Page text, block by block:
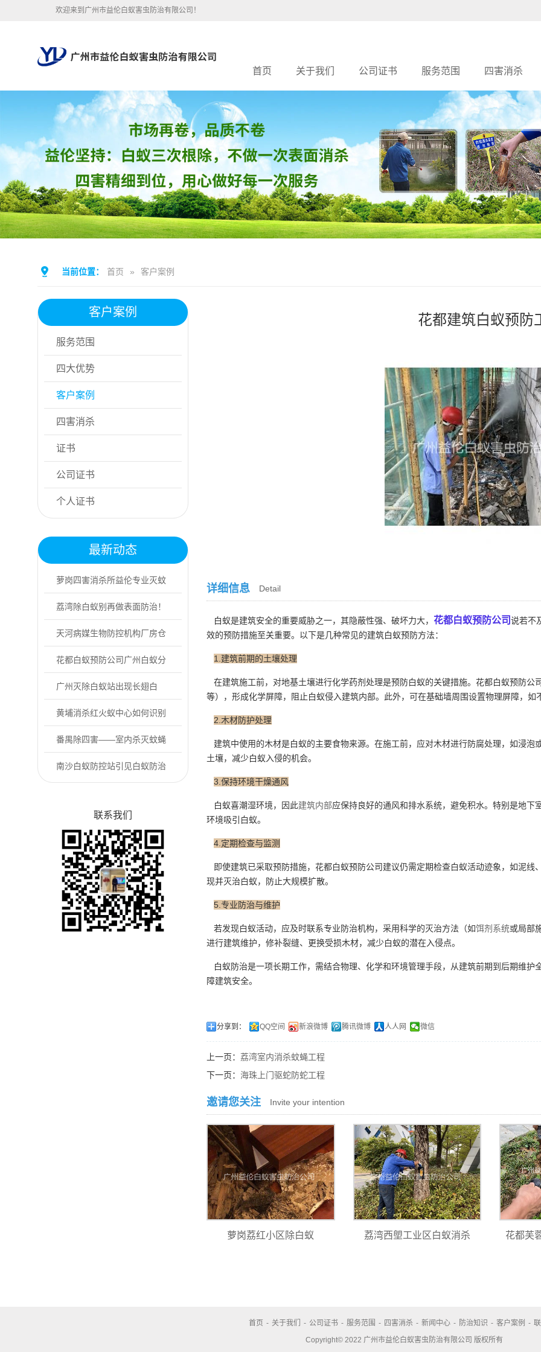
欢迎来到广州市益伦白蚁害虫防治有限公司！
首页 关于我们 公司证书 服务范围 四害消杀
当前位置： 首页 » 客户案例
客户案例
服务范围
四大优势
客户案例
四害消杀
证书
公司证书
个人证书
最新动态
萝岗四害消杀所益伦专业灭蚊
虫，上门防控更...
荔湾除白蚁别再做表面防治！
专业灭蚁找益伦
天河病媒生物防控机构厂房仓
库有老鼠怎么办
花都白蚁预防公司广州白蚁分
飞期是什么时候
广州灭除白蚁站出现长翅白
蚁，务必提高警惕...
黄埔消杀红火蚁中心如何识别
户外常见的红火...
番禺除四害——室内杀灭蚊蝇
的方法
南沙白蚁防控站引见白蚁防治
联系我们
花都建筑白蚁预防
详细信息 Detail
白蚁是建筑安全的重要威胁之一，其隐蔽性强、破坏力大， 花都白蚁预防公司说若不
效的预防措施至关重要。以下是几种常见的建筑白蚁预防方法：
1.建筑前期的土壤处理
在建筑施工前，对地基土壤进行化学药剂处理是预防白蚁的关键措施。花都白蚁预防公
等），形成化学屏障，阻止白蚁侵入建筑内部。此外，可在基础墙周围设置物理屏障，
2.木材防护处理
建筑中使用的木材是白蚁的主要食物来源。在施工前，应对木材进行防腐处理，如浸
土壤，减少白蚁入侵的机会。
3.保持环境干燥通风
白蚁喜潮湿环境，因此建筑内部应保持良好的通风和排水系统，避免积水。特别是地
环境吸引白蚁。
4.定期检查与监测
即使建筑已采取预防措施，花都白蚁预防公司建议仍需定期检查白蚁活动迹象，如泥
现并灭治白蚁，防止大规模扩散。
5.专业防治与维护
若发现白蚁活动，应及时联系专业防治机构，采用科学的灭治方法（如饵剂系统或局部
进行建筑维护，修补裂缝、更换受损木材，减少白蚁的潜在入侵点。
白蚁防治是一项长期工作，需结合物理、化学和环境管理手段，从建筑前期到后期维
障建筑安全。
分享到： QQ空间 新浪微博 腾讯微博 人人网 微信
上一页： 荔湾室内消杀蚊蝇工程
下一页： 海珠上门驱蛇防蛇工程
邀请您关注 Invite your intention
萝岗荔红小区除白蚁 荔湾西塱工业区白蚁消杀 花都芙
首页 - 关于我们 - 公司证书 - 服务范围 - 四害消杀 - 新闻中心 - 防治知识 - 客户案例 -
Copyright© 2022 广州市益伦白蚁害虫防治有限公司 版权所有